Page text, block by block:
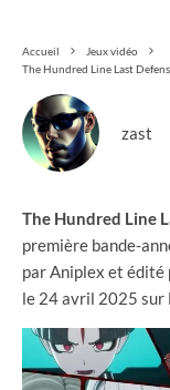
Accueil
Jeux vidéo
The Hundred Line Last
zast
The Hundred Line
première bande-
par Aniplex et édité
le 24 avril 2025 sur